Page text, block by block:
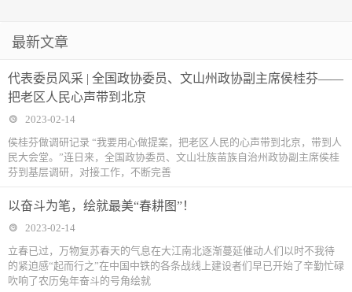
最新文章
代表委员风采 | 全国政协委员、文山州政协副主席侯桂芬——
把老区人民心声带到北京
2023-02-14
侯桂芬做调研记录 “我要用心做提案，把老区人民的心声带到北京，带到人
民大会堂。”连日来，全国政协委员、文山壮族苗族自治州政协副主席侯桂
芬到基层调研，对接工作，不断完善
以奋斗为笔，绘就最美“春耕图”！
2023-02-14
立春已过，万物复苏春天的气息在大江南北逐渐蔓延催动人们以时不我待
的紧迫感“起而行之”在中国中铁的各条战线上建设者们早已开始了辛勤忙碌
吹响了农历兔年奋斗的号角绘就